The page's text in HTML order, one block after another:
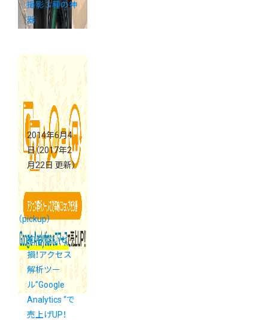
撮影３種の神
器
2014年6月4
日（2017年2
月22日 更新）
（pickup）
知らないと
損！アクセス
解析ツー
ル”Google
Analytics “で
売上げUP！